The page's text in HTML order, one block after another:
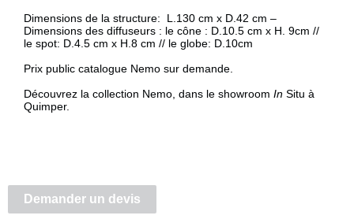
Dimensions de la structure: L.130 cm x D.42 cm –
Dimensions des diffuseurs : le cône : D.10.5 cm x H. 9cm //
le spot: D.4.5 cm x H.8 cm // le globe: D.10cm
Prix public catalogue Nemo sur demande.
Découvrez la collection Nemo, dans le showroom In Situ à
Quimper.
Demander un devis